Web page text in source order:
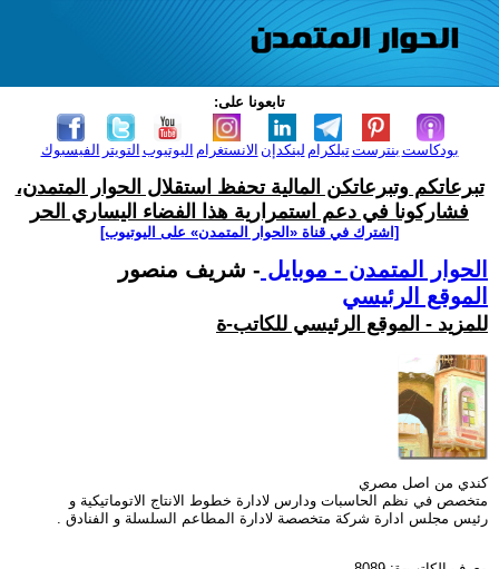
تابعونا على:
الفيسبوك التويتر اليوتيوب الانستغرام لينكدإن تيلكرامبنترست بودكاست
تبرعاتكم وتبرعاتكن المالية تحفظ استقلال الحوار المتمدن،
فشاركونا في دعم استمرارية هذا الفضاء اليساري الحر
[اشترك في قناة ‫«الحوار المتمدن» على اليوتيوب]
الحوار المتمدن - موبايل - شريف منصور
الموقع الرئيسي
للمزيد - الموقع الرئيسي للكاتب-ة
كندي من اصل مصري
متخصص في نظم الحاسبات ودارس لادارة خطوط الانتاج الاتوماتيكية و
رئيس مجلس ادارة شركة متخصصة لادارة المطاعم السلسلة و الفنادق .